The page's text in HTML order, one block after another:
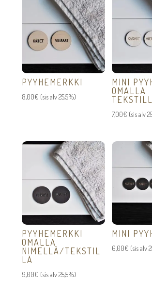
PYYHEMERKKI
8,00€ (sis alv 25,5%)
MINI
OMALLA
7,00€ (sis alv
PYYHEMERKKI
OMALLA
NIMELLÄ/TEKSTIL
LÄ
9,00€ (sis alv 25,5%)
MINI
6,00€ (sis alv